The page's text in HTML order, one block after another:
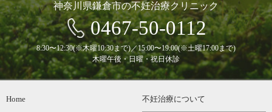
神奈川県鎌倉市の不妊治療クリニック
0467-50-0112
8:30〜12:30(※木曜10:30まで)／15:00〜19:00(※土曜17:00まで)
木曜午後・日曜・祝日休診
Home
不妊治療について